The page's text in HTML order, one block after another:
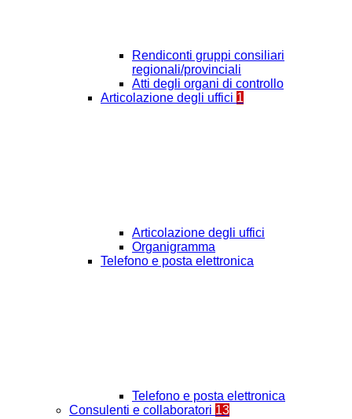
Rendiconti gruppi consiliari
regionali/provinciali
Atti degli organi di controllo
Articolazione degli uffici 1
Articolazione degli uffici
Organigramma
Telefono e posta elettronica
Telefono e posta elettronica
Consulenti e collaboratori 13